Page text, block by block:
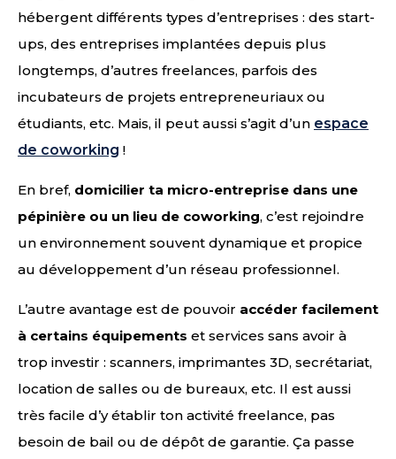
hébergent différents types d’entreprises : des start-
ups, des entreprises implantées depuis plus
longtemps, d’autres freelances, parfois des
incubateurs de projets entrepreneuriaux ou
étudiants, etc. Mais, il peut aussi s’agit d’un espace
de coworking !
En bref, domicilier ta micro-entreprise dans une
pépinière ou un lieu de coworking, c’est rejoindre
un environnement souvent dynamique et propice
au développement d’un réseau professionnel.
L’autre avantage est de pouvoir accéder facilement
à certains équipements et services sans avoir à
trop investir : scanners, imprimantes 3D, secrétariat,
location de salles ou de bureaux, etc. Il est aussi
très facile d’y établir ton activité freelance, pas
besoin de bail ou de dépôt de garantie. Ça passe